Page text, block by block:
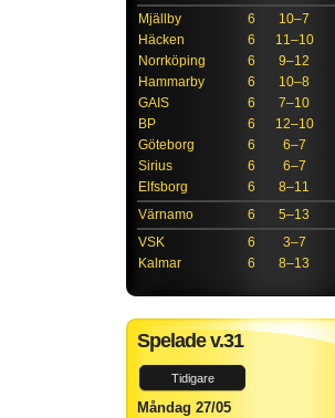
Mjällby
6 10–7
Häcken
6 11–10
Norrköping
6 9–12
Hammarby
6 10–8
GAIS
6 7–10
BP
6 12–10
Göteborg
6 6–7
Sirius
6 6–7
Elfsborg
6 8–11
Värnamo
6 5–13
VSK
6 3–7
Kalmar
6 8–13
Spelade v.31
Tidigare
Måndag 27/05